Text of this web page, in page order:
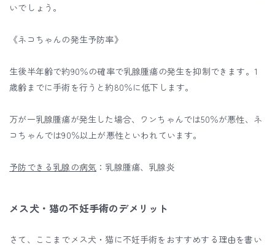
いでしょう。
《ネコちゃんの発生予防率》
生後半年齢で約90％の確率で乳腺腫瘍の発生を抑制できます。1
歳齢までに手術を行うと約80％に低下します。
万が一乳腺腫瘍が発生した場合、ワンちゃんでは50％が悪性、ネ
コちゃんでは90％以上が悪性といわれています。
予防できる乳腺の病気 ：乳腺腫瘍、乳腺炎
メス犬・猫の不妊手術のデメリット
さて、ここまでメス犬・猫に不妊手術をおすすめする理由を書い